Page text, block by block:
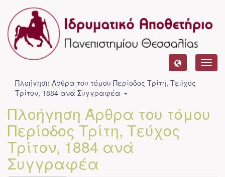
Πλοήγηση Άρθρα του τόμου Περίοδος Τρίτη, Τεύχος
Τρίτον, 1884 ανά Συγγραφέα
Πλοήγηση Άρθρα του τόμου
Περίοδος Τρίτη, Τεύχος
Τρίτον, 1884 ανά
Συγγραφέα